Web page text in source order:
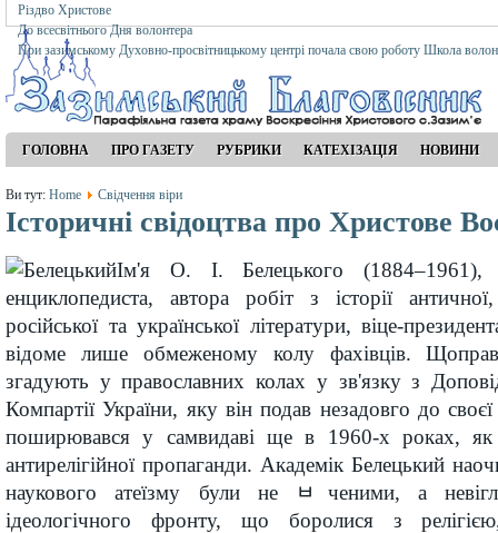
Різдво Христове
До всесвітнього Дня волонтера
При зазимському Духовно-просвітницькому центрі почала свою роботу Школа
ГОЛОВНА ПРО ГАЗЕТУ РУБРИКИ КАТЕХІЗАЦІЯ НОВИНИ
Ви тут: Home Свідчення віри
Історичні свідоцтва про Христове
Ім'я О. І. Белецького (1884–1961),
енциклопедиста, автора робіт з історії античної,
російської та української літератури, віце-
відоме лише обмеженому колу фахівців.
згадують у православних колах у зв'язку з
Компартії України, яку він подав незадовго до
поширювався у самвидаві ще в 1960-х роках, як
антирелігійної пропаганди. Академік Белецький
наукового атеїзму були не ﾲченими, а
ідеологічного фронту, що боролися з